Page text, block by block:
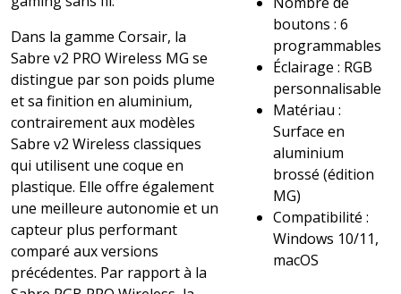
Dans la gamme Corsair, la
Sabre v2 PRO Wireless MG se
distingue par son poids plume
et sa finition en aluminium,
contrairement aux modèles
Sabre v2 Wireless classiques
qui utilisent une coque en
plastique. Elle offre également
une meilleure autonomie et un
capteur plus performant
comparé aux versions
précédentes. Par rapport à la
boutons : 6
programmables
Éclairage : RGB
personnalisable
Matériau :
Surface en
aluminium
brossé (édition
MG)
Compatibilité :
Windows 10/11,
macOS